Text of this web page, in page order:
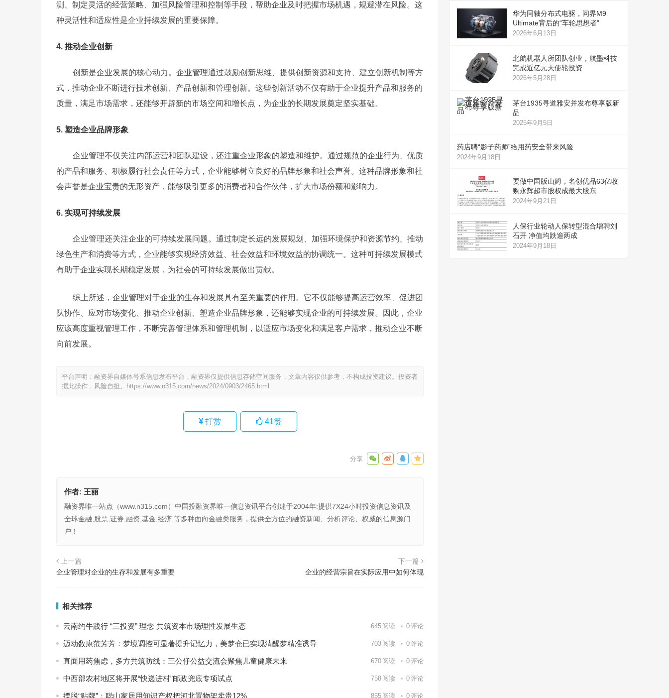
测、制定灵活的经营策略、加强风险管理和控制等手段，帮助企业及时把握市场机遇，规避潜在风险。这
种灵活性和适应性是企业持续发展的重要保障。
4. 推动企业创新
创新是企业发展的核心动力。企业管理通过鼓励创新思维、提供创新资源和支持、建立创新机制等方
式，推动企业不断进行技术创新、产品创新和管理创新。这些创新活动不仅有助于企业提升产品和服务的
质量，满足市场需求，还能够开辟新的市场空间和增长点，为企业的长期发展奠定坚实基础。
5. 塑造企业品牌形象
企业管理不仅关注内部运营和团队建设，还注重企业形象的塑造和维护。通过规范的企业行为、优质
的产品和服务、积极履行社会责任等方式，企业能够树立良好的品牌形象和社会声誉。这种品牌形象和社
会声誉是企业宝贵的无形资产，能够吸引更多的消费者和合作伙伴，扩大市场份额和影响力。
6. 实现可持续发展
企业管理还关注企业的可持续发展问题。通过制定长远的发展规划、加强环境保护和资源节约、推动
绿色生产和消费等方式，企业能够实现经济效益、社会效益和环境效益的协调统一。这种可持续发展模式
有助于企业实现长期稳定发展，为社会的可持续发展做出贡献。
综上所述，企业管理对于企业的生存和发展具有至关重要的作用。它不仅能够提高运营效率、促进团
队协作、应对市场变化、推动企业创新、塑造企业品牌形象，还能够实现企业的可持续发展。因此，企业
应该高度重视管理工作，不断完善管理体系和管理机制，以适应市场变化和满足客户需求，推动企业不断
向前发展。
平台声明：融资界自媒体号系信息发布平台，融资界仅提供信息存储空间服务，文章内容仅供参考，不构成投资建议。投资者
据此操作，风险自担。
https://www.n315.com/news/2024/0903/2465.html
打赏 41赞
作者: 王丽
融资界唯一站点（www.n315.com）中国投融资界唯一信息资讯平台创建于2004年:提供7X24小时投资信息资讯及
全球金融,股票,证券,融资,基金,经济,等多种面向金融类服务，提供全方位的融资新闻、分析评论、权威的信息源门
户！
上一篇
企业管理对企业的生存和发展有多重要
下一篇
企业的经营宗旨在实际应用中如何体现
相关推荐
云南约牛践行 “三投资” 理念 共筑资本市场理性发展生态 645 阅读 0评论
迈动数康范芳芳：梦境调控可显著提升记忆力，美梦仓已实现清醒梦精准诱导 703 阅读 0评论
直面用药焦虑，多方共筑防线：三公仔公益交流会聚焦儿童健康未来 670 阅读 0评论
中西部农村地区将开展“快递进村”邮政兜底专项试点 758 阅读 0评论
摆脱“贴牌”：聪山家居用知识产权把河北置物架卖贵12% 855 阅读 0评论
华为同轴分布式电驱，问界M9
Ultimate背后的“车轮思想者”
2026年6月13日
北航机器人所团队创业，航墨科技
完成近亿元天使轮投资
2026年5月28日
茅台1935寻道雅安并发布尊享版新
品
2025年9月5日
药店聘“影子药师”给用药安全带来风险
2024年9月18日
要做中国版山姆，名创优品63亿收
购永辉超市股权成最大股东
2024年9月21日
人保行业轮动人保转型混合增聘刘
石开 净值均跌逾两成
2024年9月18日